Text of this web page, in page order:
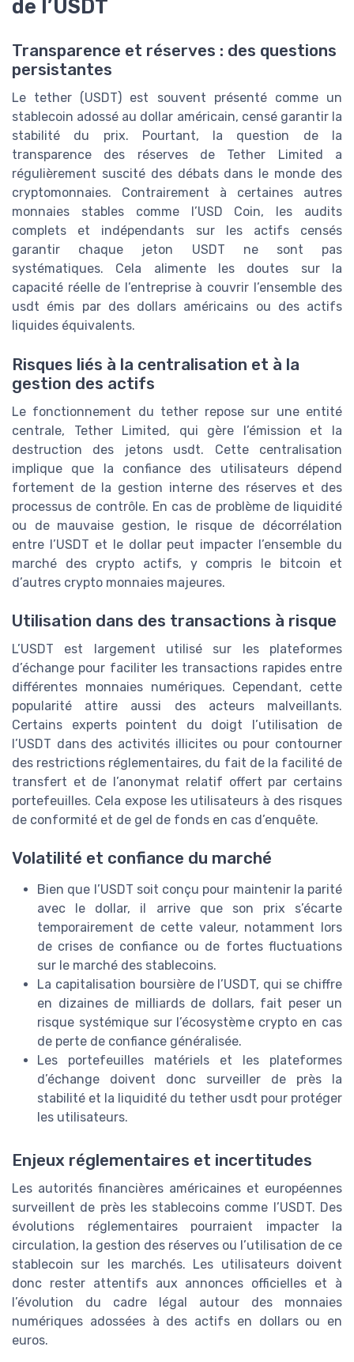
de l’USDT
Transparence et réserves : des questions
persistantes
Le tether (USDT) est souvent présenté comme un
stablecoin adossé au dollar américain, censé garantir la
stabilité du prix. Pourtant, la question de la
transparence des réserves de Tether Limited a
régulièrement suscité des débats dans le monde des
cryptomonnaies. Contrairement à certaines autres
monnaies stables comme l’USD Coin, les audits
complets et indépendants sur les actifs censés
garantir chaque jeton USDT ne sont pas
systématiques. Cela alimente les doutes sur la
capacité réelle de l’entreprise à couvrir l’ensemble des
usdt émis par des dollars américains ou des actifs
liquides équivalents.
Risques liés à la centralisation et à la
gestion des actifs
Le fonctionnement du tether repose sur une entité
centrale, Tether Limited, qui gère l’émission et la
destruction des jetons usdt. Cette centralisation
implique que la confiance des utilisateurs dépend
fortement de la gestion interne des réserves et des
processus de contrôle. En cas de problème de liquidité
ou de mauvaise gestion, le risque de décorrélation
entre l’USDT et le dollar peut impacter l’ensemble du
marché des crypto actifs, y compris le bitcoin et
d’autres crypto monnaies majeures.
Utilisation dans des transactions à risque
L’USDT est largement utilisé sur les plateformes
d’échange pour faciliter les transactions rapides entre
différentes monnaies numériques. Cependant, cette
popularité attire aussi des acteurs malveillants.
Certains experts pointent du doigt l’utilisation de
l’USDT dans des activités illicites ou pour contourner
des restrictions réglementaires, du fait de la facilité de
transfert et de l’anonymat relatif offert par certains
portefeuilles. Cela expose les utilisateurs à des risques
de conformité et de gel de fonds en cas d’enquête.
Volatilité et confiance du marché
Bien que l’USDT soit conçu pour maintenir la parité
avec le dollar, il arrive que son prix s’écarte
temporairement de cette valeur, notamment lors
de crises de confiance ou de fortes fluctuations
sur le marché des stablecoins.
La capitalisation boursière de l’USDT, qui se chiffre
en dizaines de milliards de dollars, fait peser un
risque systémique sur l’écosystème crypto en cas
de perte de confiance généralisée.
Les portefeuilles matériels et les plateformes
d’échange doivent donc surveiller de près la
stabilité et la liquidité du tether usdt pour protéger
les utilisateurs.
Enjeux réglementaires et incertitudes
Les autorités financières américaines et européennes
surveillent de près les stablecoins comme l’USDT. Des
évolutions réglementaires pourraient impacter la
circulation, la gestion des réserves ou l’utilisation de ce
stablecoin sur les marchés. Les utilisateurs doivent
donc rester attentifs aux annonces officielles et à
l’évolution du cadre légal autour des monnaies
numériques adossées à des actifs en dollars ou en
euros.